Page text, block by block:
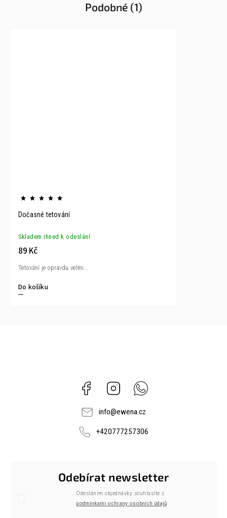
Podobné (1)
Dočasné tetování
Skladem ihned k odeslání
89 Kč
Do košíku
Tetování je opravdu velmi...
Facebook Instagram
info@ewena.cz
+420777257306
Odebírat newsletter
Odesláním objednávky souhlasíte s
podmínkami ochrany osobních údajů